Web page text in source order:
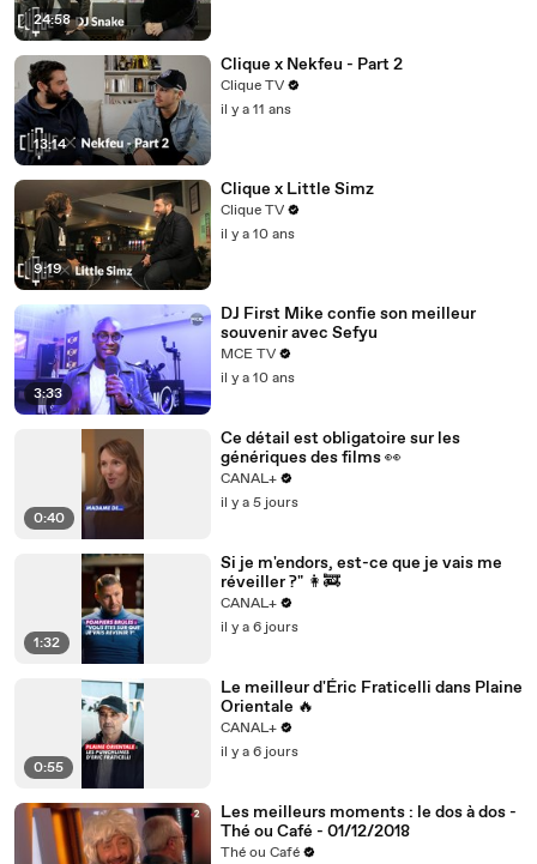
24:58
13:14
Clique x Nekfeu - Part 2
Clique TV
il y a 11 ans
9:19
Clique x Little Simz
Clique TV
il y a 10 ans
3:33
DJ First Mike confie son meilleur
souvenir avec Sefyu
MCE TV
il y a 10 ans
0:40
Ce détail est obligatoire sur les
génériques des films 👀
CANAL+
il y a 5 jours
1:32
Si je m'endors, est-ce que je vais me
réveiller ?" 👩‍🚒
CANAL+
il y a 6 jours
0:55
Le meilleur d'Éric Fraticelli dans Plaine
Orientale 🔥
CANAL+
il y a 6 jours
Les meilleurs moments : le dos à dos -
Thé ou Café - 01/12/2018
Thé ou Café